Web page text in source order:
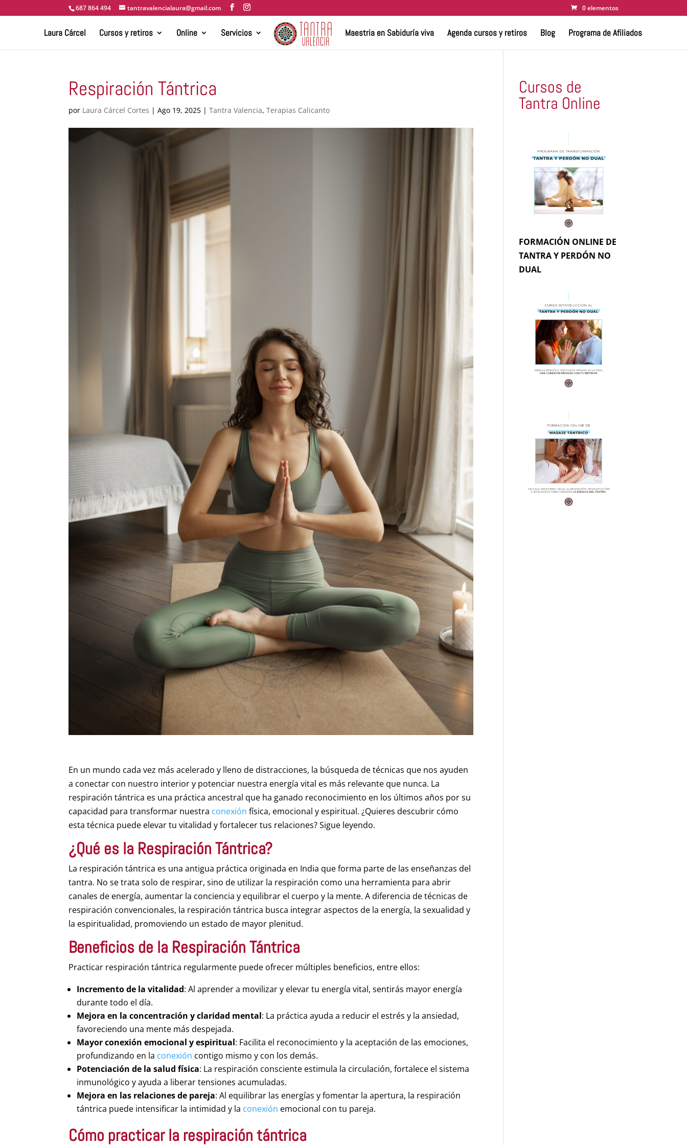
687 864 494 tantravalencialaura@gmail.com 0 elementos
Laura Cárcel Cursos y retiros Online Servicios Maestria en Sabiduría viva Agenda cursos y retiros Blog Programa de Afiliados
Respiración Tántrica
por Laura Cárcel Cortes |Ago 19, 2025 |Tantra Valencia,Terapias Calicanto
En un mundo cada vez más acelerado y lleno de distracciones, la búsqueda de técnicas que nos ayuden
a conectar con nuestro interior y potenciar nuestra energía vital es más relevante que nunca. La
respiración tántrica es una práctica ancestral que ha ganado reconocimiento en los últimos años por su
capacidad para transformar nuestra conexión física, emocional y espiritual. ¿Quieres descubrir cómo
esta técnica puede elevar tu vitalidad y fortalecer tus relaciones? Sigue leyendo.
¿Qué es la Respiración Tántrica?
La respiración tántrica es una antigua práctica originada en India que forma parte de las enseñanzas del
tantra. No se trata solo de respirar, sino de utilizar la respiración como una herramienta para abrir
canales de energía, aumentar la conciencia y equilibrar el cuerpo y la mente. A diferencia de técnicas de
respiración convencionales, la respiración tántrica busca integrar aspectos de la energía, la sexualidad y
la espiritualidad, promoviendo un estado de mayor plenitud.
Beneficios de la Respiración Tántrica
Practicar respiración tántrica regularmente puede ofrecer múltiples beneficios, entre ellos:
Incremento de la vitalidad: Al aprender a movilizar y elevar tu energía vital, sentirás mayor energía
durante todo el día.
Mejora en la concentración y claridad mental: La práctica ayuda a reducir el estrés y la ansiedad,
favoreciendo una mente más despejada.
Mayor conexión emocional y espiritual: Facilita el reconocimiento y la aceptación de las emociones,
profundizando en la conexión contigo mismo y con los demás.
Potenciación de la salud física: La respiración consciente estimula la circulación, fortalece el sistema
inmunológico y ayuda a liberar tensiones acumuladas.
Mejora en las relaciones de pareja: Al equilibrar las energías y fomentar la apertura, la respiración
tántrica puede intensificar la intimidad y la conexión emocional con tu pareja.
Cómo practicar la respiración tántrica
Cursos de
Tantra Online
FORMACIÓN ONLINE DE
TANTRA Y PERDÓN NO
DUAL